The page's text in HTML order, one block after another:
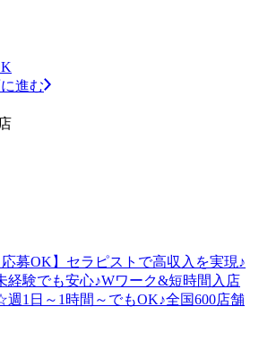
進む
応募OK】セラピストで高収入を実現♪
経験でも安心♪Wワーク&短時間入店
1日～1時間～でもOK♪全国600店舗